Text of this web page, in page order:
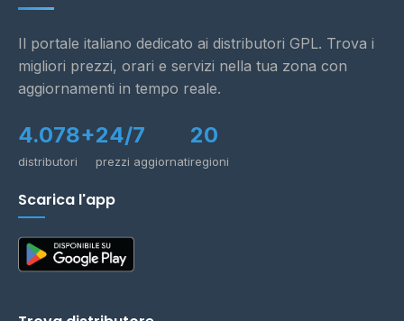
Il portale italiano dedicato ai distributori GPL. Trova i
migliori prezzi, orari e servizi nella tua zona con
aggiornamenti in tempo reale.
4.078+
distributori
24/7
prezzi aggiornati
20
regioni
Scarica l'app